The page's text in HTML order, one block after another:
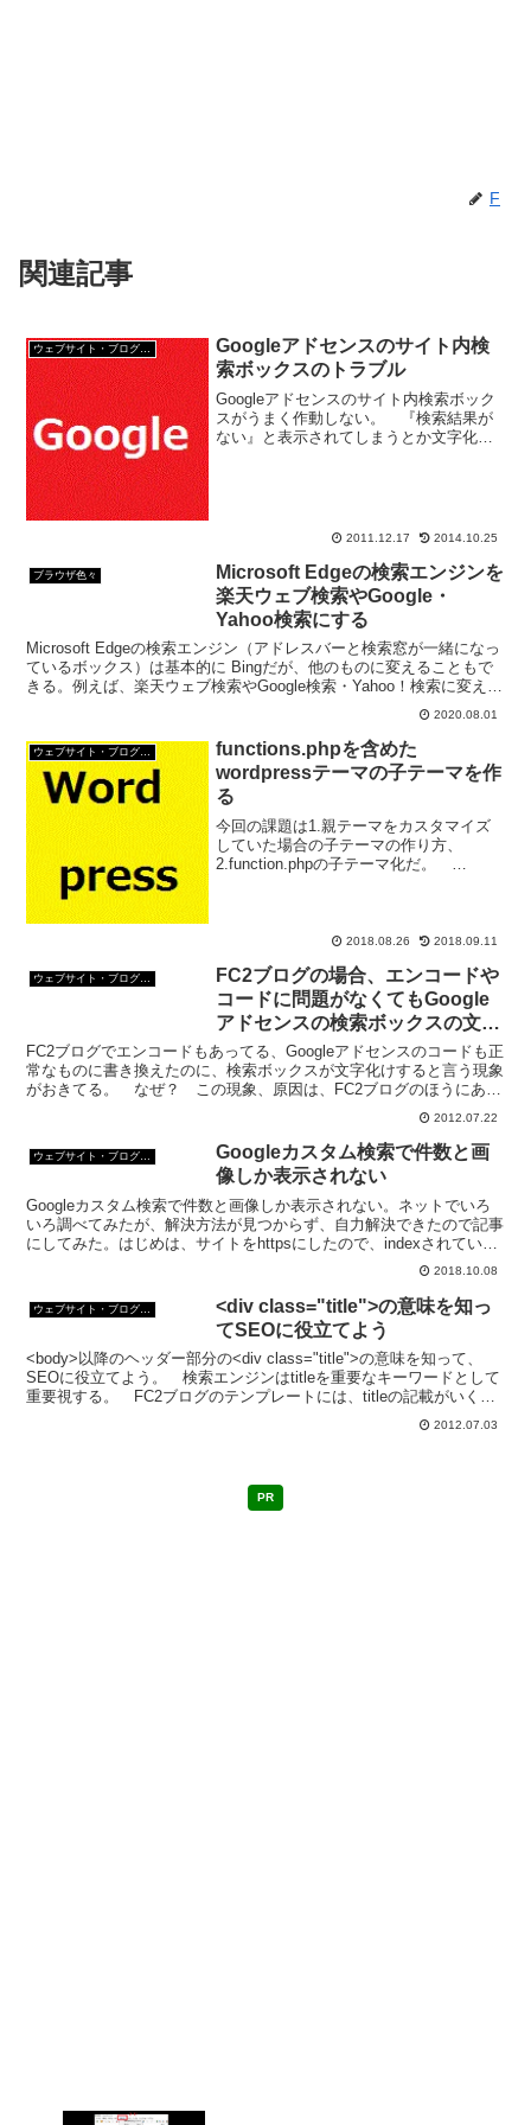
F
関連記事
ウェブサイト・ブログ作成
Googleアドセンスのサイト内検
索ボックスのトラブル
Googleアドセンスのサイト内検索ボック
スがうまく作動しない。 『検索結果が
ない』と表示されてしまうとか文字化け
2011.12.17 2014.10.25
ブラウザ色々
Microsoft Edgeの検索エンジンを
楽天ウェブ検索やGoogle・
Yahoo検索にする
Microsoft Edgeの検索エンジン（アドレスバーと検索窓が一緒になっ
ているボックス）は基本的に Bingだが、他のものに変えることもで
きる。例えば、楽天ウェブ検索やGoogle検索・Yahoo！検索に変える
2020.08.01
ウェブサイト・ブログ作成
functions.phpを含めた
wordpressテーマの子テーマを作
る
今回の課題は1.親テーマをカスタマイズ
していた場合の子テーマの作り方、
2.function.phpの子テーマ化だ。
2018.08.26 2018.09.11
ウェブサイト・ブログ作成
FC2ブログの場合、エンコードや
コードに問題がなくてもGoogle
アドセンスの検索ボックスの文字
化けが起こるころもある
FC2ブログでエンコードもあってる、Googleアドセンスのコードも正
常なものに書き換えたのに、検索ボックスが文字化けすると言う現象
がおきてる。 なぜ？ この現象、原因は、FC2ブログのほうにあ
2012.07.22
Googleカスタム検索で件数と画
像しか表示されない
Googleカスタム検索で件数と画像しか表示されない。ネットでいろ
いろ調べてみたが、解決方法が見つからず、自力解決できたので記事
にしてみた。はじめは、サイトをhttpsにしたので、indexされていな
2018.10.08
<div class="title">の意味を知っ
てSEOに役立てよう
<body>以降のヘッダー部分の<div class="title">の意味を知って、
SEOに役立てよう。 検索エンジンはtitleを重要なキーワードとして
重要視する。 FC2ブログのテンプレートには、titleの記載がいくつ
2012.07.03
PR